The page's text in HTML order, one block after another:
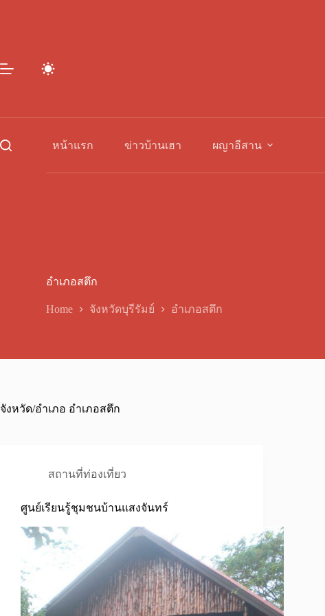
หน้าแรก ข่าวบ้านเฮา ผญาอีสาน
อำเภอสตึก
Home จังหวัดบุรีรัมย์ อำเภอสตึก
จังหวัด/อำเภอ อำเภอสตึก
สถานที่ท่องเที่ยว
ศูนย์เรียนรู้ชุมชนบ้านแสงจันทร์